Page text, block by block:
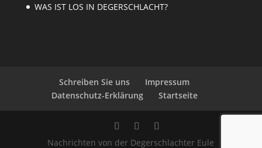
WAS IST LOS IN DEGERSCHLACHT?
Schreiben Sie uns
Impressum
Datenschutz-Erklärung
Startseite
Nachrichten von der Degerschlachter Eule